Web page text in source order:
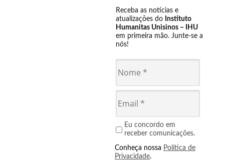
Receba as notícias e
atualizações do Instituto
Humanitas Unisinos – IHU
em primeira mão. Junte-se a
nós!
Eu concordo em
receber comunicações.
Conheça nossa Política de
Privacidade.